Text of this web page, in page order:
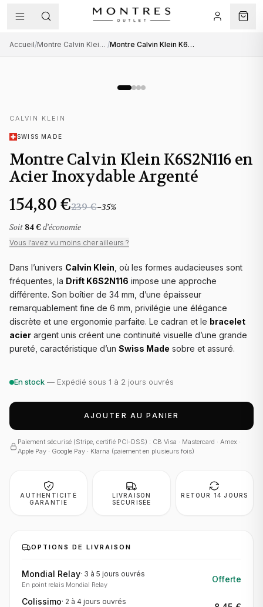
Accueil/ Montre Calvin Klein femme / Montre Calvin Klein K6S2N116 en Acier Inoxydable Argenté
CALVIN KLEIN
SWISS MADE
Montre Calvin Klein K6S2N116 en
Acier Inoxydable Argenté
154,80 €239 €−35%
Soit 84 € d'économie
Vous l'avez vu moins cher ailleurs ?
Dans l’univers Calvin Klein , où les formes audacieuses sont
fréquentes, la Drift K6S2N116 impose une approche
différente. Son boîtier de 34 mm, d’une épaisseur
remarquablement fine de 6 mm, privilégie une élégance
discrète et une ergonomie parfaite. Le cadran et le bracelet
acier argent unis créent une continuité visuelle d’une grande
pureté, caractéristique d’un Swiss Made sobre et assuré.
En stock — Expédié sous 1 à 2 jours ouvrés
AJOUTER AU PANIER
Paiement sécurisé (Stripe, certifié PCI-DSS) : CB Visa · Mastercard · Amex ·
Apple Pay · Google Pay · Klarna (paiement en plusieurs fois)
AUTHENTICITÉ
GARANTIE
LIVRAISON
SÉCURISÉE
RETOUR 14 JOURS
OPTIONS DE LIVRAISON
Mondial Relay· 3 à 5 jours ouvrés
En point relais Mondial Relay
Offerte
Colissimo· 2 à 4 jours ouvrés